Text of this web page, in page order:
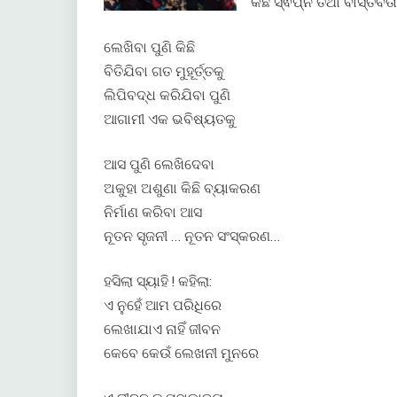
ଲେଖିବା ପୁଣି କିଛି
ବିତିଯିବା ଗତ ମୁହୂର୍ତ୍ତକୁ
ଲିପିବଦ୍ଧ କରିଯିବା ପୁଣି
ଆଗାମୀ ଏକ ଭବିଷ୍ୟତକୁ
ଆସ ପୁଣି ଲେଖିଦେବା
ଅକୁହା ଅଶୁଣା କିଛି ବ୍ୟାକରଣ
ନିର୍ମାଣ କରିବା ଆସ
ନୂତନ ସୃଜନୀ … ନୂତନ ସଂସ୍କରଣ…
ହସିଲା ସ୍ୟାହି ! କହିଲା:
ଏ ନୁହେଁ ଆମ ପରିଧିରେ
ଲେଖାଯାଏ ନାହିଁ ଜୀବନ
କେବେ କେଉଁ ଲେଖନୀ ମୁନରେ